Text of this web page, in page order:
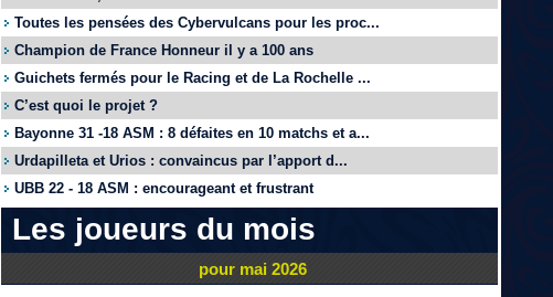
Toutes les pensées des Cybervulcans pour les proc...
Champion de France Honneur il y a 100 ans
Guichets fermés pour le Racing et de La Rochelle ...
C’est quoi le projet ?
Bayonne 31 -18 ASM : 8 défaites en 10 matchs et a...
Urdapilleta et Urios : convaincus par l’apport d...
UBB 22 - 18 ASM : encourageant et frustrant
Les joueurs du mois
pour mai 2026